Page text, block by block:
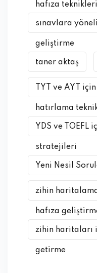
hafıza teknikleri
sınavlara
geliştirme
taner aktaş
TYT ve AYT
hatırlama
YDS ve TOEFL
stratejileri
Yeni Nesil
zihin
hafıza
zihin haritaları
getirme